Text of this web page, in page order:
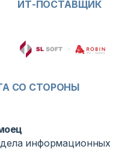
ИТ-ПОСТАВЩИК
СО СТОРОНЫ
информационных